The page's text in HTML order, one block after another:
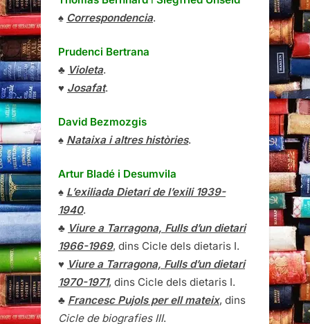
♠ Correspondencia.
Prudenci Bertrana
♣ Violeta.
♥ Josafat.
David Bezmozgis
♠ Nataixa i altres històries.
Artur Bladé i Desumvila
♠ L’exiliada Dietari de l’exili 1939-
1940.
♣ Viure a Tarragona, Fulls d’un dietari
1966-1969, dins Cicle dels dietaris I.
♥ Viure a Tarragona, Fulls d’un dietari
1970-1971, dins Cicle dels dietaris I.
♣ Francesc Pujols per ell mateix, dins
Cicle de biografies III.